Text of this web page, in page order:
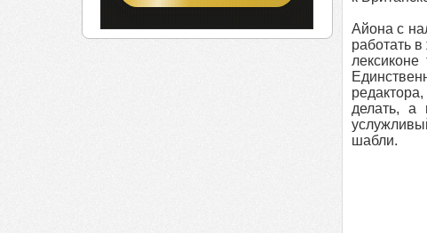
Айона с
работать
делать, а
шабли.